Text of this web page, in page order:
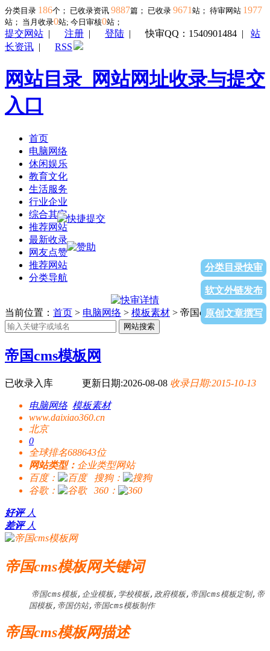
分类目录 186个； 已收录资讯 9887篇； 已收录 9671 站； 待审网站 1977
站； 当月收录0站; 今日审核0站；
提交网站 | 注册 | 登陆 |快审QQ：1540901484 | 站
长资讯 | RSS
网站目录_网站网址收录与提交
入口
首页
电脑网络
休闲娱乐
教育文化
生活服务
行业企业
综合其它
推荐网站
最新收录
网友点赞
推荐网站
分类导航
分类目录快审
软文外链发布
原创文章撰写
当前位置： 首页 > 电脑网络 > 模板素材 > 帝国cms模板网
网站搜索
帝国cms模板网
已收录入库 更新日期:2026-08-08 收录日期:2015-10-13
电脑网络 模板素材
www.daixiao360.cn
北京
0
全球排名688643位
网站类型： 企业类型网站
百度：
搜狗：
谷歌：
360：
好评 人
差评 人
帝国cms模板网关键词
帝国cms模板,企业模板,学校模板,政府模板,帝国cms模板定制,帝
国模板,帝国仿站,帝国cms模板制作
帝国cms模板网描述